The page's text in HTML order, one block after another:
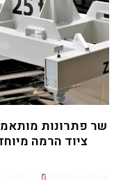
שר פתרונות
ציוד הרמה